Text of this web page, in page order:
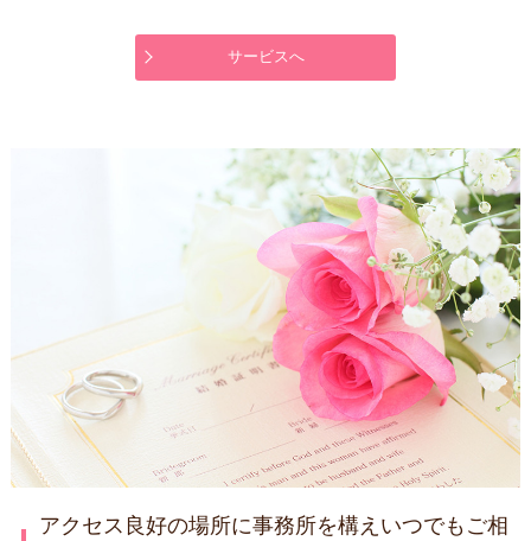
サービスへ
アクセス良好の場所に事務所を構えいつでもご相